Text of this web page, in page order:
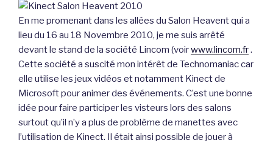
En me promenant dans les allées du Salon Heavent qui a
lieu du 16 au 18 Novembre 2010, je me suis arrêté
devant le stand de la société Lincom (voirwww.lincom.fr.
Cette société a suscité mon intérêt de Technomaniac car
elle utilise les jeux vidéos et notamment Kinect de
Microsoft pour animer des événements. C’est une bonne
idée pour faire participer les visteurs lors des salons
surtout qu’il n’y a plus de problème de manettes avec
l’utilisation de Kinect. Il était ainsi possible de jouer à